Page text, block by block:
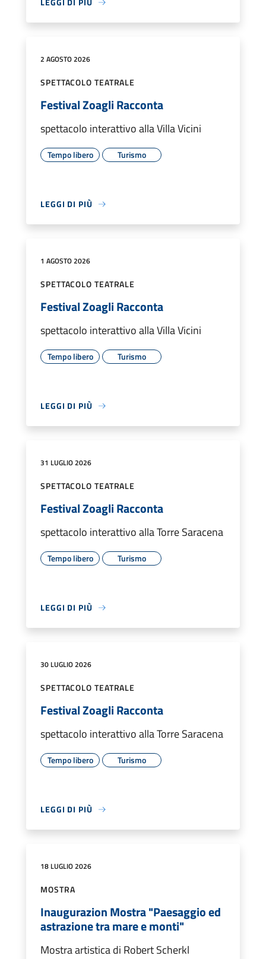
2 AGOSTO 2026
SPETTACOLO TEATRALE
Festival Zoagli Racconta
spettacolo interattivo alla Villa Vicini
Tempo libero Turismo
LEGGI DI PIÙ
1 AGOSTO 2026
SPETTACOLO TEATRALE
Festival Zoagli Racconta
spettacolo interattivo alla Villa Vicini
Tempo libero Turismo
LEGGI DI PIÙ
31 LUGLIO 2026
SPETTACOLO TEATRALE
Festival Zoagli Racconta
spettacolo interattivo alla Torre Saracena
Tempo libero Turismo
LEGGI DI PIÙ
30 LUGLIO 2026
SPETTACOLO TEATRALE
Festival Zoagli Racconta
spettacolo interattivo alla Torre Saracena
Tempo libero Turismo
LEGGI DI PIÙ
18 LUGLIO 2026
MOSTRA
Inaugurazion Mostra "Paesaggio ed
astrazione tra mare e monti"
Mostra artistica di Robert Scherkl